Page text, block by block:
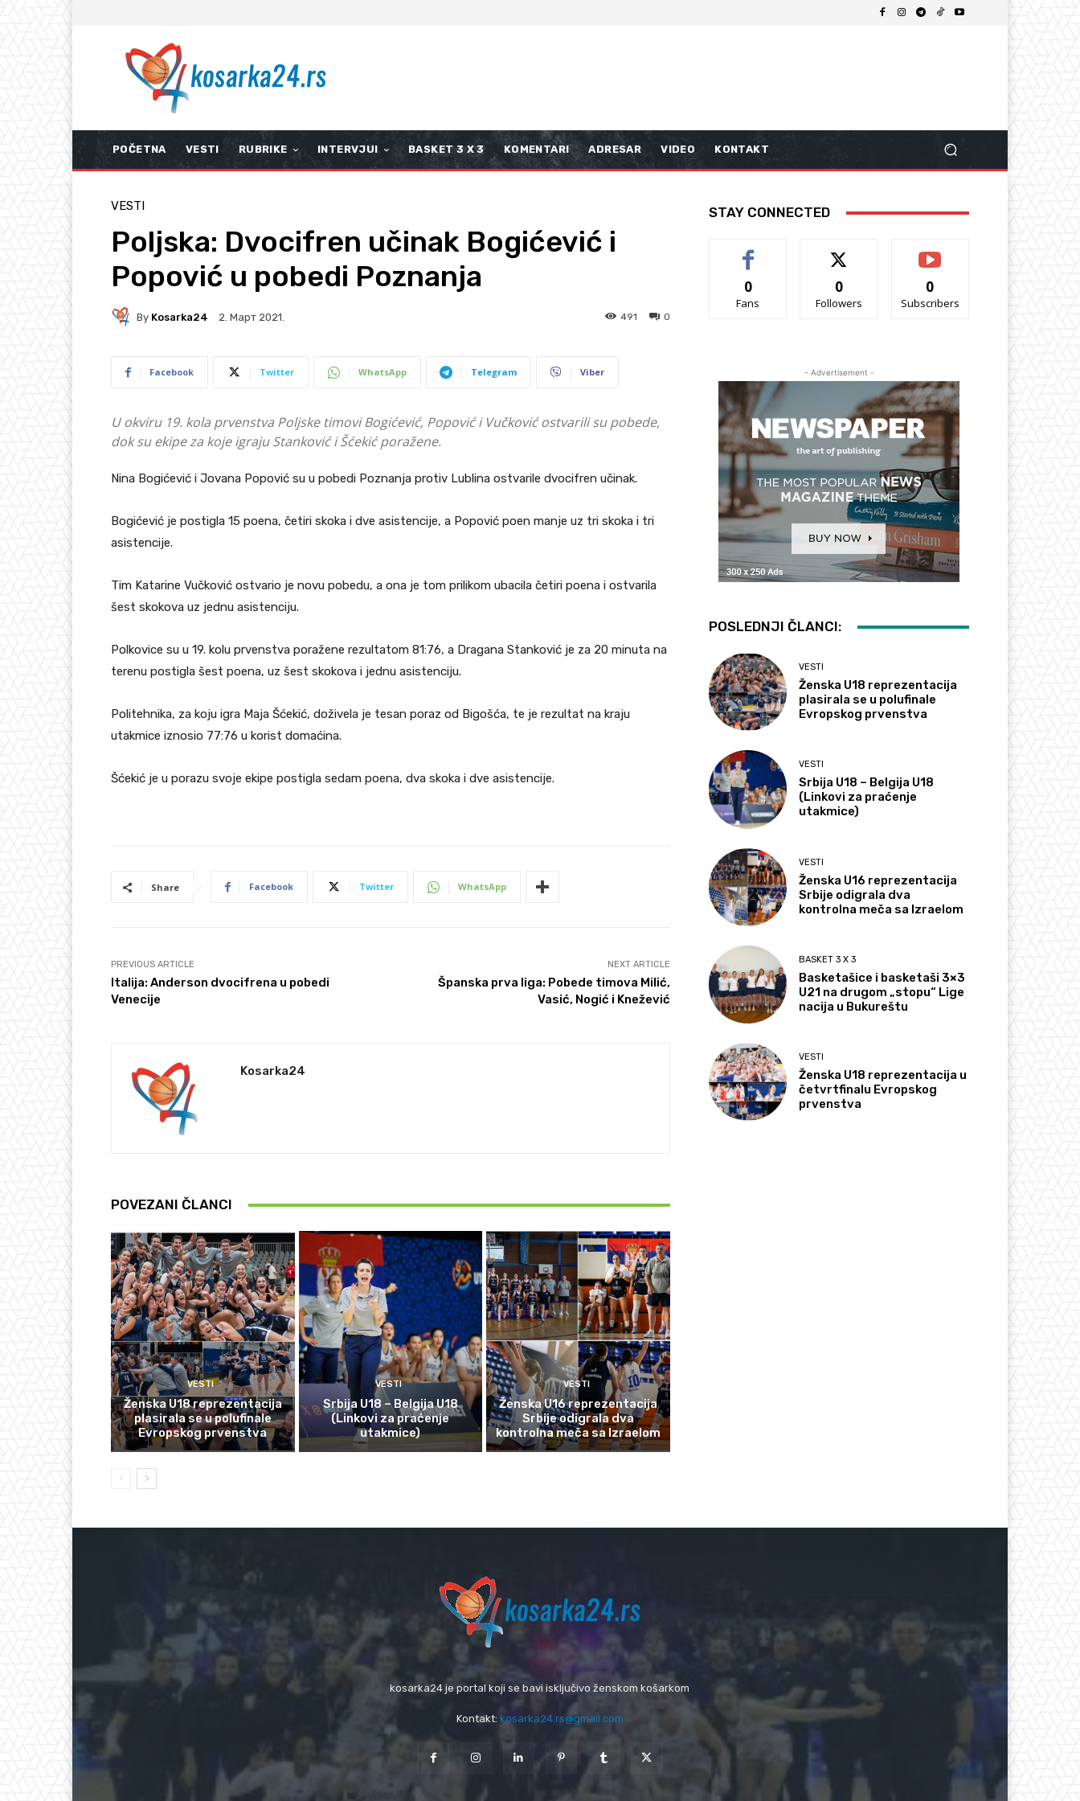
POČETNA VESTI RUBRIKE INTERVJUI BASKET 3 X 3 KOMENTARI ADRESAR VIDEO KONTAKT
VESTI
Poljska: Dvocifren učinak Bogićević i
Popović u pobedi Poznanja
By Kosarka24 2. Март 2021. 0
491
Facebook Twitter WhatsApp Telegram Viber
U okviru 19. kola prvenstva Poljske timovi Bogićević, Popović i Vučković ostvarili su pobede,
dok su ekipe za koje igraju Stanković i Šćekić poražene.
Nina Bogićević i Jovana Popović su u pobedi Poznanja protiv Lublina ostvarile dvocifren učinak.
Bogićević je postigla 15 poena, četiri skoka i dve asistencije, a Popović poen manje uz tri skoka i tri
asistencije.
Tim Katarine Vučković ostvario je novu pobedu, a ona je tom prilikom ubacila četiri poena i ostvarila
šest skokova uz jednu asistenciju.
Polkovice su u 19. kolu prvenstva poražene rezultatom 81:76, a Dragana Stanković je za 20 minuta na
terenu postigla šest poena, uz šest skokova i jednu asistenciju.
Politehnika, za koju igra Maja Šćekić, doživela je tesan poraz od Bigošća, te je rezultat na kraju
utakmice iznosio 77:76 u korist domaćina.
Šćekić je u porazu svoje ekipe postigla sedam poena, dva skoka i dve asistencije.
Share Facebook Twitter WhatsApp
PREVIOUS ARTICLE
Italija: Anderson dvocifrena u pobedi
Venecije
NEXT ARTICLE
Španska prva liga: Pobede timova Milić,
Vasić, Nogić i Knežević
Kosarka24
POVEZANI ČLANCI
VESTI
Ženska U18 reprezentacija
plasirala se u polufinale
Evropskog prvenstva
VESTI
Srbija U18 – Belgija U18
(Linkovi za praćenje
utakmice)
VESTI
Ženska U16 reprezentacija
Srbije odigrala dva
kontrolna meča sa Izraelom
STAY CONNECTED
0
Fans
0
Followers
0
Subscribers
- Advertisement -
POSLEDNJI ČLANCI:
VESTI
Ženska U18 reprezentacija
plasirala se u polufinale
Evropskog prvenstva
VESTI
Srbija U18 – Belgija U18
(Linkovi za praćenje
utakmice)
VESTI
Ženska U16 reprezentacija
Srbije odigrala dva
kontrolna meča sa Izraelom
BASKET 3 X 3
Basketašice i basketaši 3×3
U21 na drugom „stopu“ Lige
nacija u Bukureštu
VESTI
Ženska U18 reprezentacija u
četvrtfinalu Evropskog
prvenstva
kosarka24 je portal koji se bavi isključivo ženskom košarkom
Kontakt: kosarka24.rs@gmail.com